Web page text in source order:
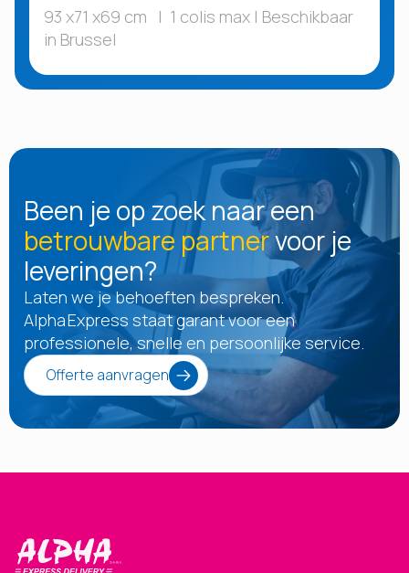
93 x71 x69 cm | 1 colis max | Beschikbaar
in Brussel
Been je op zoek naar een
betrouwbare partnervoor je
leveringen?
Laten we je behoeften bespreken.
Alpha Express staat garant voor een
professionele, snelle en persoonlijke service.
Offerte aanvragen